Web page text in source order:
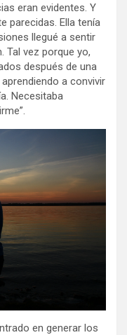
eran evidentes. Y
parecidas. Ella tenía
llegué a sentir
Tal vez porque yo,
después de una
a convivir
Necesitaba
en generar los